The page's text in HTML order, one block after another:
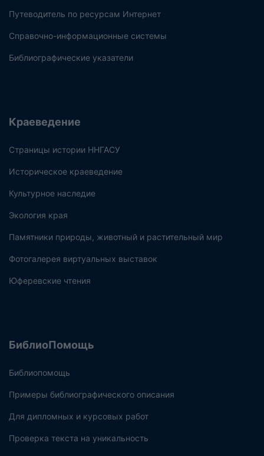
Путеводитель по ресурсам Интернет
Справочно-информационные системы
Библиографические указатели
Краеведение
Страницы истории ННГАСУ
Историческое краеведение
Культурное наследие
Экология края
Памятники природы, животный и растительный мир
Фотогалерея виртуальных выставок
Юферевские чтения
БиблиоПомощь
Библиопомощь
Примеры библиографического описания
Для дипломных и курсовых работ
Проверка текста на уникальность